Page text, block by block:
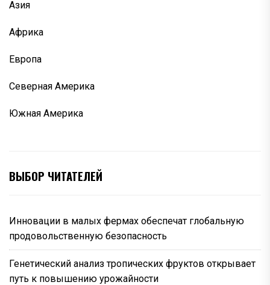
Азия
Африка
Европа
Северная Америка
Южная Америка
ВЫБОР ЧИТАТЕЛЕЙ
Инновации в малых фермах обеспечат глобальную
продовольственную безопасность
Генетический анализ тропических фруктов открывает
путь к повышению урожайности